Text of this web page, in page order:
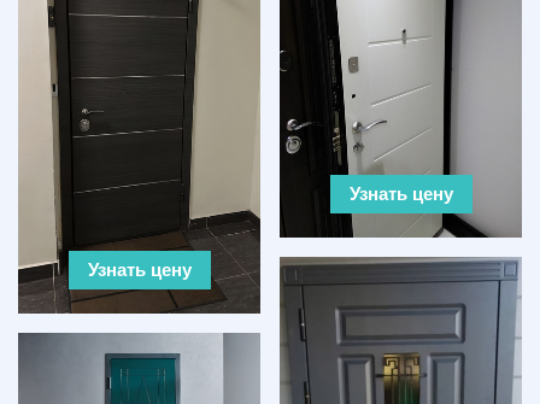
Узнать цену
Узнать цену